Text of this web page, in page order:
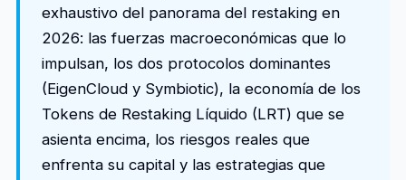
exhaustivo del panorama del restaking en
2026: las fuerzas macroeconómicas que lo
impulsan, los dos protocolos dominantes
(EigenCloud y Symbiotic), la economía de los
Tokens de Restaking Líquido (LRT) que se
asienta encima, los riesgos reales que
enfrenta su capital y las estrategias que